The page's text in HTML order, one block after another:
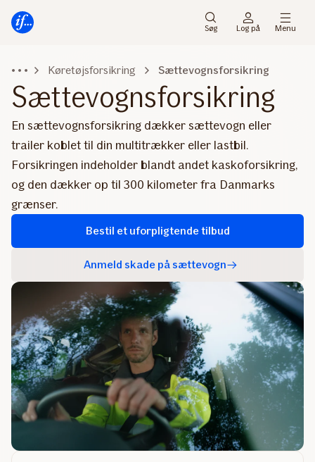
Søg Log på Menu
Køretøjsforsikring Sættevognsforsikring
Sættevognsforsikring
En sættevognsforsikring dækker sættevogn eller
trailer koblet til din multitrækker eller lastbil.
Forsikringen indeholder blandt andet kaskoforsikring,
og den dækker op til 300 kilometer fra Danmarks
grænser.
Bestil et uforpligtende tilbud
Anmeld skade på sættevogn